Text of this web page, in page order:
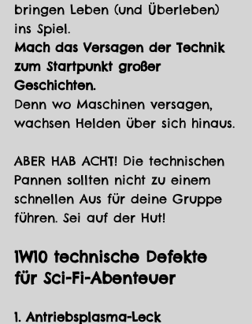
bringen Leben (und Überleben)
ins Spiel.
Mach das Versagen der Technik
zum Startpunkt großer
Geschichten.
Denn wo Maschinen versagen,
wachsen Helden über sich hinaus.
ABER HAB ACHT! Die technischen
Pannen sollten nicht zu einem
schnellen Aus für deine Gruppe
führen. Sei auf der Hut!
1W10 technische Defekte
für Sci-Fi-Abenteuer
1. Antriebsplasma-Leck